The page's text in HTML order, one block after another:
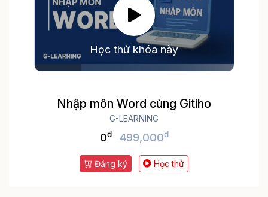
Học thử khóa này
Nhập môn Word cùng Gitiho
G-LEARNING
0đ 499,000đ
Đăng ký Học thử